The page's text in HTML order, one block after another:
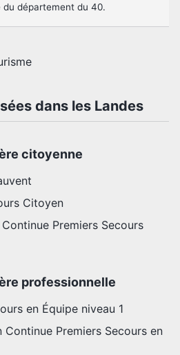
du département du 40.
dans les Landes
citoyenne
Citoyen
Premiers Secours
professionnelle
en Équipe niveau 1
Continue Premiers Secours en